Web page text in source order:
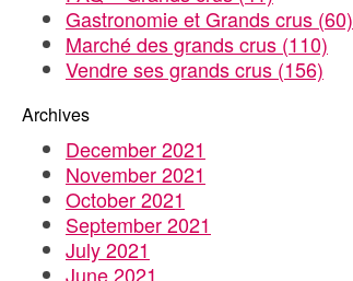
Gastronomie et Grands crus (60)
Marché des grands crus (110)
Vendre ses grands crus (156)
Archives
December 2021
November 2021
October 2021
September 2021
July 2021
June 2021